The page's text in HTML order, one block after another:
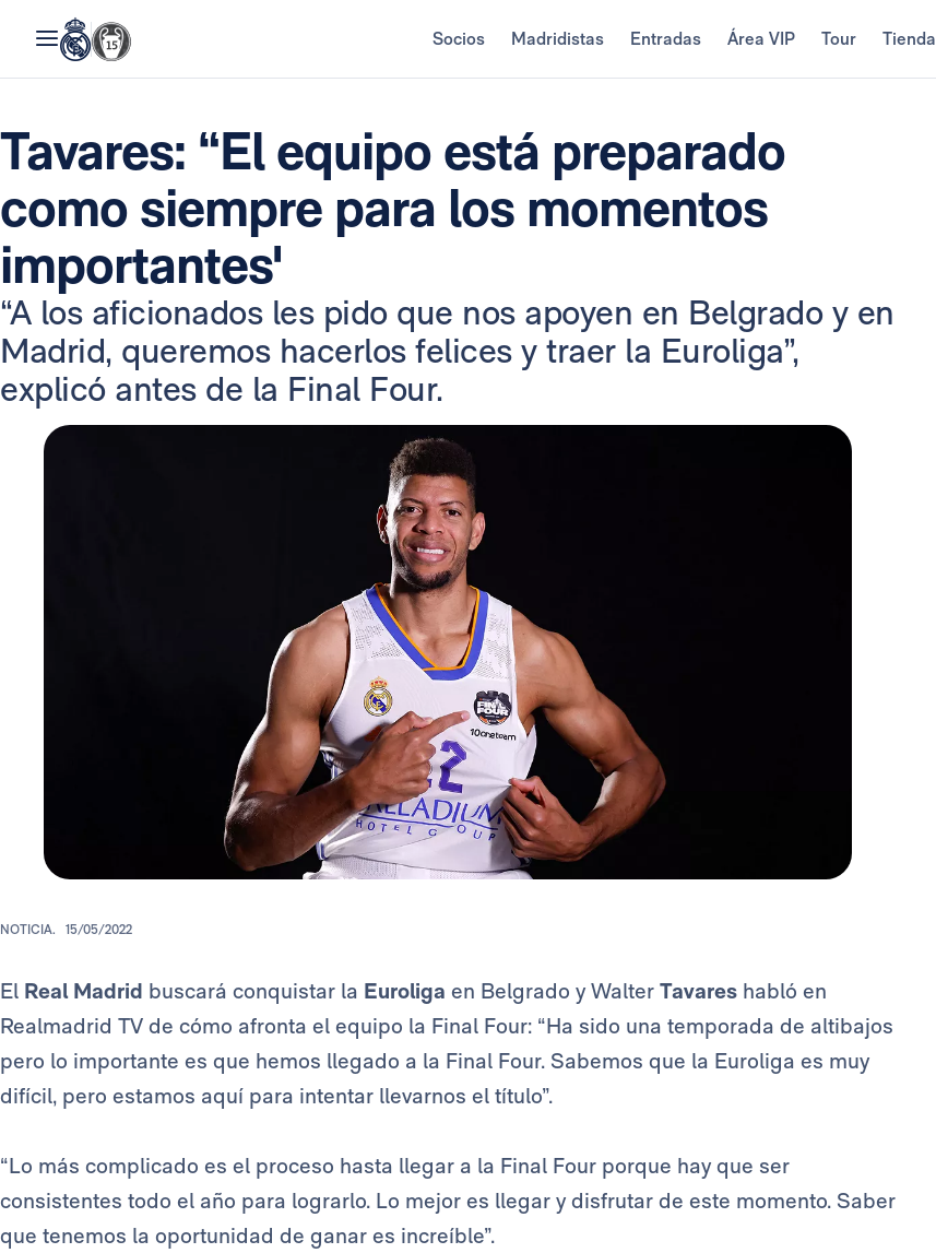
Socios Madridistas Entradas Área VIP Tour Tienda
Tavares: “El equipo está preparado
como siempre para los momentos
importantes'
“A los aficionados les pido que nos apoyen en Belgrado y en
Madrid, queremos hacerlos felices y traer la Euroliga”,
explicó antes de la Final Four.
NOTICIA. 15/05/2022
El Real Madrid buscará conquistar la Euroliga en Belgrado y Walter Tavares habló en
Realmadrid TV de cómo afronta el equipo la Final Four: “Ha sido una temporada de altibajos
pero lo importante es que hemos llegado a la Final Four. Sabemos que la Euroliga es muy
difícil, pero estamos aquí para intentar llevarnos el título”.
“Lo más complicado es el proceso hasta llegar a la Final Four porque hay que ser
consistentes todo el año para lograrlo. Lo mejor es llegar y disfrutar de este momento. Saber
que tenemos la oportunidad de ganar es increíble”.